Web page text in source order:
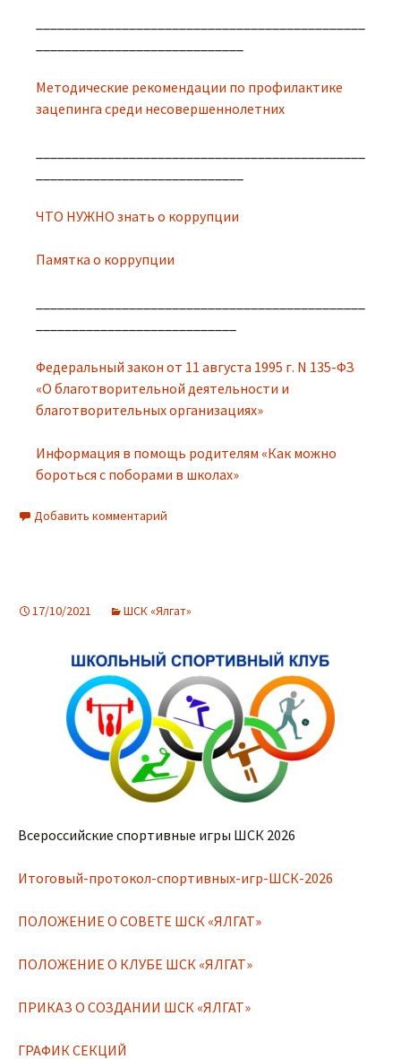
Методические рекомендации по профилактике
зацепинга среди несовершеннолетних
ЧТО НУЖНО знать о коррупции
Памятка о коррупции
Федеральный закон от 11 августа 1995 г. N 135-ФЗ
«О благотворительной деятельности и
благотворительных организациях»
Информация в помощь родителям «Как можно
бороться с поборами в школах»
Добавить комментарий
17/10/2021 ШСК «Ялгат»
Всероссийские спортивные игры ШСК 2026
Итоговый-протокол-спортивных-игр-ШСК-2026
ПОЛОЖЕНИЕ О СОВЕТЕ ШСК «ЯЛГАТ»
ПОЛОЖЕНИЕ О КЛУБЕ ШСК «ЯЛГАТ»
ПРИКАЗ О СОЗДАНИИ ШСК «ЯЛГАТ»
ГРАФИК СЕКЦИЙ